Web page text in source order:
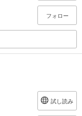
フォロー
試し読み